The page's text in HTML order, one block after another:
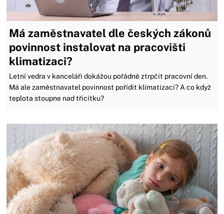
Má zaměstnavatel dle českých zákonů
povinnost instalovat na pracovišti
klimatizaci?
Letní vedra v kanceláři dokážou pořádně ztrpčit pracovní den.
Má ale zaměstnavatel povinnost pořídit klimatizaci? A co když
teplota stoupne nad třicítku?